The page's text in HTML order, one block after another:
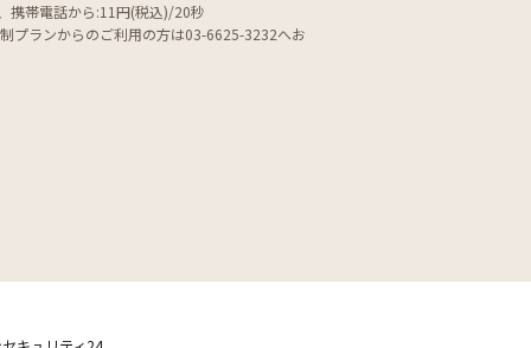
携帯電話から:11円(税込)/20秒
プランからのご利用の方は03-6625-3232へお